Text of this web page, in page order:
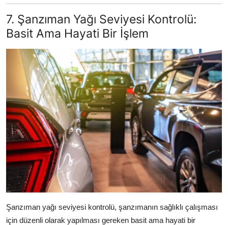
7. Şanzıman Yağı Seviyesi Kontrolü:
Basit Ama Hayati Bir İşlem
Şanzıman yağı seviyesi kontrolü, şanzımanın sağlıklı çalışması
için düzenli olarak yapılması gereken basit ama hayati bir